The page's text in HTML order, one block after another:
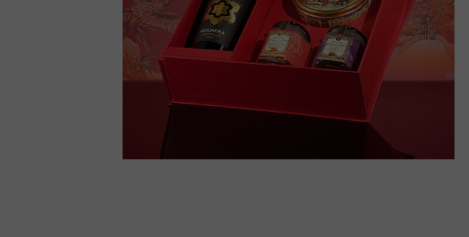
Mã giảm giá:
Ngày hết hạn:
Copy mã và nhập mã ở trang